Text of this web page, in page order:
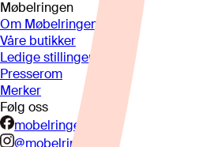
Møbelringen
Om Møbelringen
Våre butikker
Ledige stillinger
Presserom
Merker
Følg oss
mobelringen.no
@mobelringen